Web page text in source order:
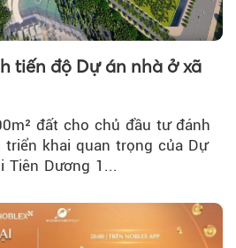
tiến độ Dự án nhà ở xã
đất cho chủ đầu tư đánh
khai quan trọng của Dự
Tiên Dương 1...